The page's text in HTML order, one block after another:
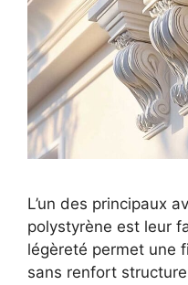
L’un des principaux
polystyrène est leur
légèreté permet une
sans renfort